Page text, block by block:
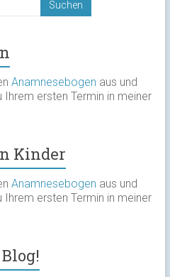
Anamnesebogen aus und
Ihrem ersten Termin in meiner
Kinder
Anamnesebogen aus und
Ihrem ersten Termin in meiner